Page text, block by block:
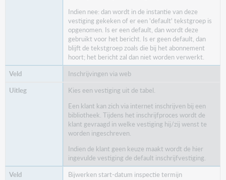
Indien nee: dan wordt in de instantie van deze
vestiging gekeken of er een 'default' tekstgroep is
opgenomen. Is er een default, dan wordt deze
gebruikt voor het bericht. Is er geen default, dan
blijft de tekstgroep zoals die bij het abonnement
hoort; het bericht zal dan niet worden verwerkt.
Inschrijvingen via web
Kies een vestiging uit de tabel.
Een klant kan zich via internet inschrijven bij een
bibliotheek. Tijdens het inschrijfproces wordt de
klant gevraagd in welke vestiging hij/zij wenst te
worden ingeschreven.
Indien de klant geen keuze maakt wordt de hier
ingevulde vestiging de default inschrijfvestiging.
Bijwerken start-datum inspectie termijn